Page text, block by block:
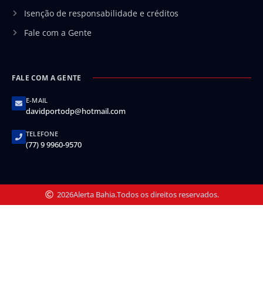
Isenção de responsabilidade e créditos
Fale com a Gente
FALE COM A GENTE
E-MAIL
davidportodp@hotmail.com
TELEFONE
(77) 9 9960-9570
2026Alerta Bahia.Todos os direitos reservados.